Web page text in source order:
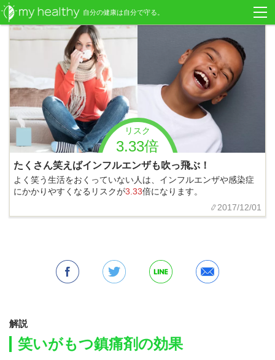
リスク
3.33倍
たくさん笑えばインフルエンザも吹っ飛ぶ！
よく笑う生活をおくっていない人は、インフルエンザや感染症
にかかりやすくなるリスクが3.33倍になります。
2017/12/01
解説
笑いがもつ鎮痛剤の効果
自分の健康は自分で守る。